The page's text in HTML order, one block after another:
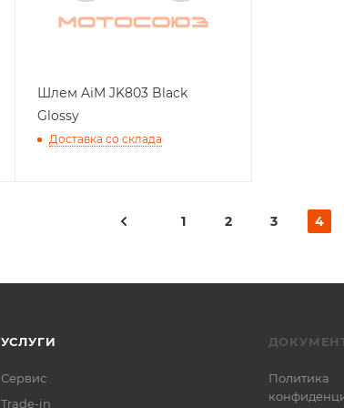
Шлем AiM JK803 Black
Glossy
Доставка со склада
1 2 3 4
УСЛУГИ
Сервис
Trade-in
Политика